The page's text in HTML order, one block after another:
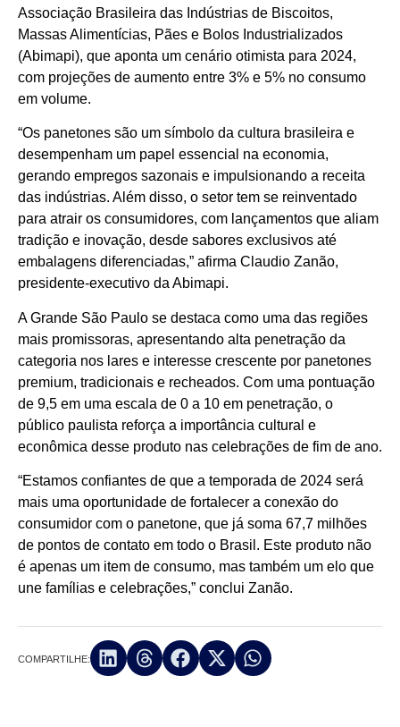
Associação Brasileira das Indústrias de Biscoitos,
Massas Alimentícias, Pães e Bolos Industrializados
(Abimapi), que aponta um cenário otimista para 2024,
com projeções de aumento entre 3% e 5% no consumo
em volume.
“Os panetones são um símbolo da cultura brasileira e
desempenham um papel essencial na economia,
gerando empregos sazonais e impulsionando a receita
das indústrias. Além disso, o setor tem se reinventado
para atrair os consumidores, com lançamentos que aliam
tradição e inovação, desde sabores exclusivos até
embalagens diferenciadas,” afirma Claudio Zanão,
presidente-executivo da Abimapi.
A Grande São Paulo se destaca como uma das regiões
mais promissoras, apresentando alta penetração da
categoria nos lares e interesse crescente por panetones
premium, tradicionais e recheados. Com uma pontuação
de 9,5 em uma escala de 0 a 10 em penetração, o
público paulista reforça a importância cultural e
econômica desse produto nas celebrações de fim de ano.
“Estamos confiantes de que a temporada de 2024 será
mais uma oportunidade de fortalecer a conexão do
consumidor com o panetone, que já soma 67,7 milhões
de pontos de contato em todo o Brasil. Este produto não
é apenas um item de consumo, mas também um elo que
une famílias e celebrações,” conclui Zanão.
COMPARTILHE: